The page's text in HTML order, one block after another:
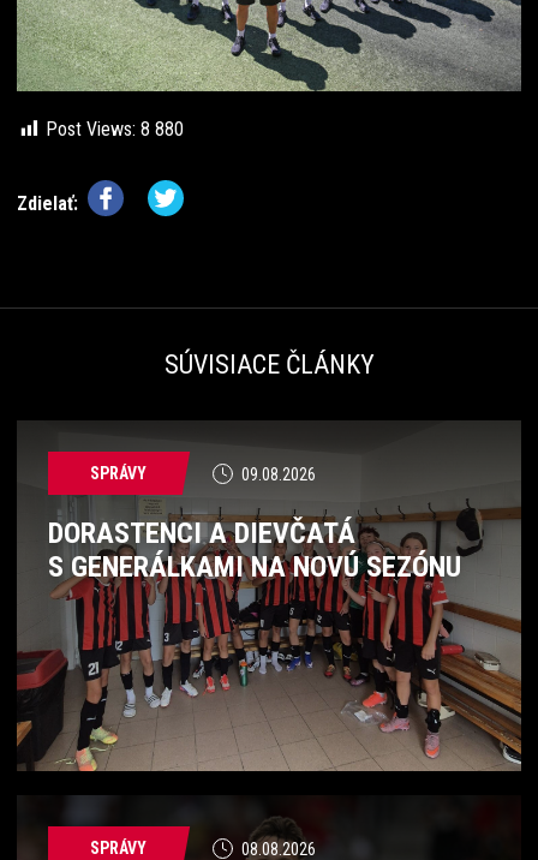
Post Views: 8 880
Zdielať:
SÚVISIACE ČLÁNKY
SPRÁVY 09.08.2026
DORASTENCI A DIEVČATÁ
S GENERÁLKAMI NA NOVÚ SEZÓNU
SPRÁVY 08.08.2026